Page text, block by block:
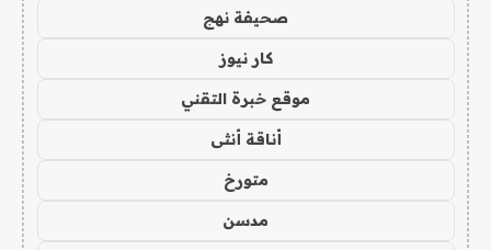
صحيفة نهج
كار نيوز
موقع خبرة التقني
أناقة أنثى
متورخ
مدسن